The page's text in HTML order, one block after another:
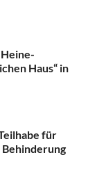
Haus“ in
für